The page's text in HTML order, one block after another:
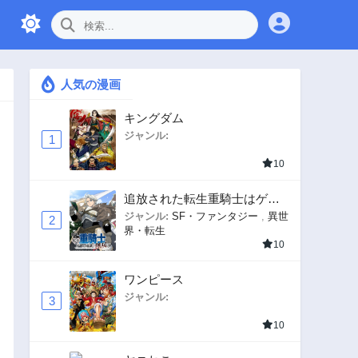
人気の漫画
1
キングダム
ジャンル:
10
2
追放された転生重騎士はゲー
ム知識で無双する
ジャンル: SF・ファンタジー
異世
界・転生
10
3
ワンピース
ジャンル:
10